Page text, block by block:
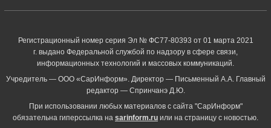
Регистрационный номер серия Эл № ФС77-80393 от 01 марта 2021
г. выдано Федеральной службой по надзору в сфере связи,
информационных технологий и массовых коммуникаций.
Учредитель — ООО «СарИнформ». Директор — Письменный А.А. Главный
редактор — Спринчанэ Д.Ю.
При использовании любых материалов с сайта "СарИнформ"
обязательна гиперссылка на sarinform.ru или на страницу с новостью.